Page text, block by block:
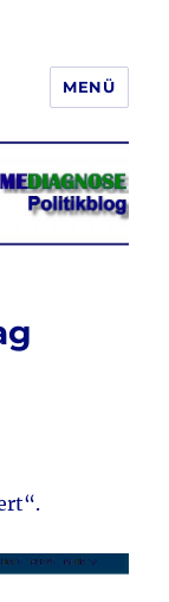
und Bild
MENÜ